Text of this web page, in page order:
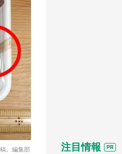
。編集部
注目情報